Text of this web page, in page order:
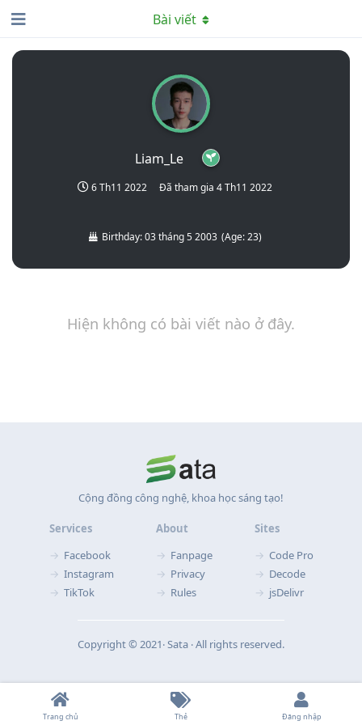
Liam_Le
6 Th11 2022 Đã tham gia 4 Th11 2022
Birthday:03 tháng 5 2003 (Age:23)
Bài viết
Hiện không có bài viết nào ở đây.
Cộng đồng công nghệ, khoa học sáng tạo!
Services
Facebook
Instagram
TikTok
About
Fanpage
Privacy
Rules
Sites
Code Pro
Decode
jsDelivr
Copyright © 2021‧ Sata ‧ All rights reserved.
Trang chủ Thẻ Đăng nhập